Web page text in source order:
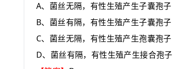
A、菌丝无隔，有性生殖产生子囊孢子
B、菌丝有隔，有性生殖产生子囊孢子
C、菌丝无隔，有性生殖产生孢囊孢子
D、菌丝有隔，有性生殖产生接合孢子